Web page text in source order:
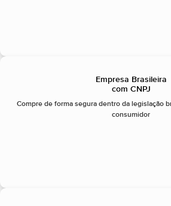
Empresa Brasileira
com CNPJ
Compre de forma segura dentro da legislação
consumidor